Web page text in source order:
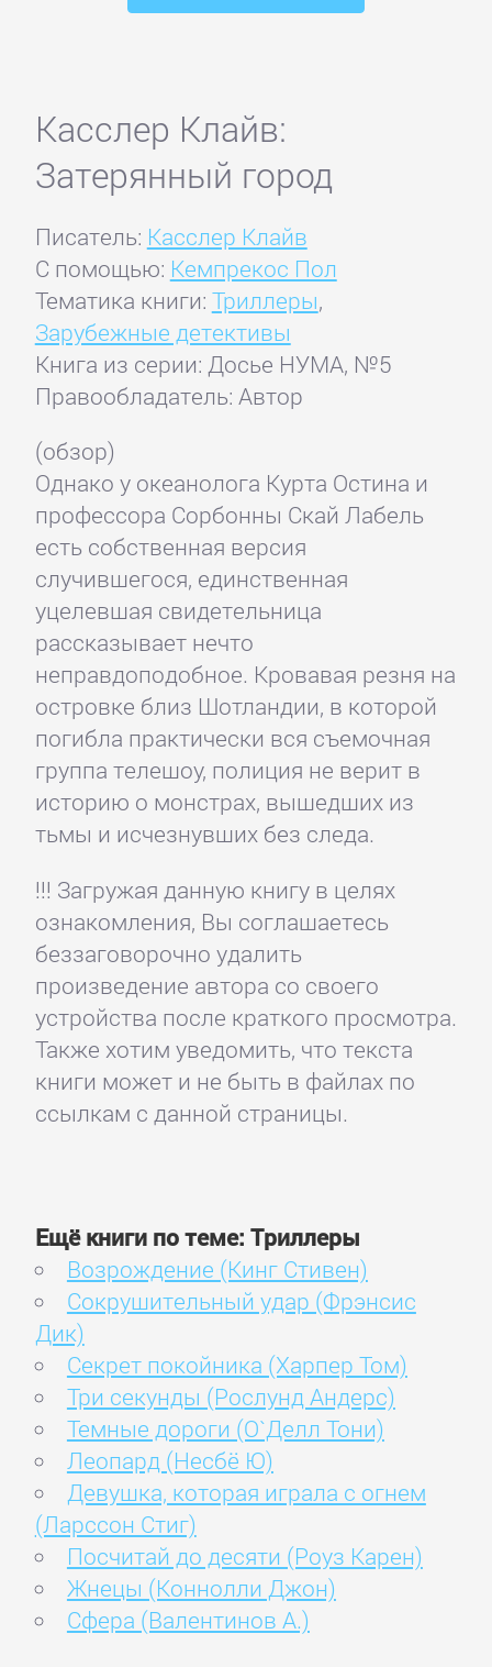
Касслер Клайв:
Затерянный город
Писатель: Касслер Клайв
С помощью: Кемпрекос Пол
Тематика книги: Триллеры,
Зарубежные детективы
Книга из серии: Досье НУМА, №5
Правообладатель: Автор
(обзор)
Однако у океанолога Курта Остина и
профессора Сорбонны Скай Лабель
есть собственная версия
случившегося, единственная
уцелевшая свидетельница
рассказывает нечто
неправдоподобное. Кровавая резня на
островке близ Шотландии, в которой
погибла практически вся съемочная
группа телешоу, полиция не верит в
историю о монстрах, вышедших из
тьмы и исчезнувших без следа.
!!! Загружая данную книгу в целях
ознакомления, Вы соглашаетесь
беззаговорочно удалить
произведение автора со своего
устройства после краткого просмотра.
Также хотим уведомить, что текста
книги может и не быть в файлах по
ссылкам с данной страницы.
Ещё книги по теме: Триллеры
Возрождение (Кинг Стивен)
Сокрушительный удар (Фрэнсис
Дик)
Секрет покойника (Харпер Том)
Три секунды (Рослунд Андерс)
Темные дороги (О`Делл Тони)
Леопард (Несбё Ю)
Девушка, которая играла с огнем
(Ларссон Стиг)
Посчитай до десяти (Роуз Карен)
Жнецы (Коннолли Джон)
Сфера (Валентинов А.)